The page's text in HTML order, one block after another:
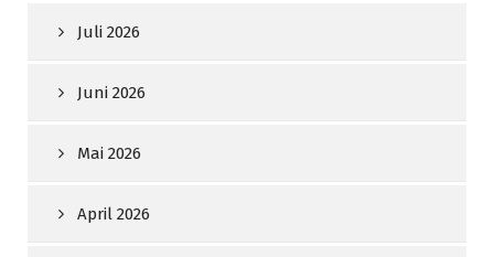
Juli 2026
Juni 2026
Mai 2026
April 2026